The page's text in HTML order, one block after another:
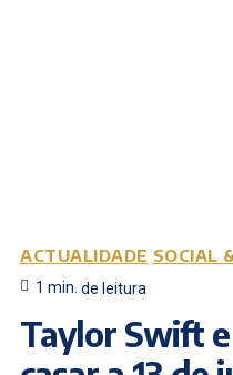
ACTUALIDADE SOCIAL
1 min. de leitura
Taylor Swift